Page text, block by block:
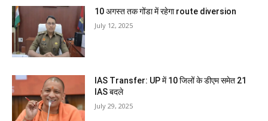
10 अगस्त तक गोंडा में रहेगा route diversion
July 12, 2025
IAS Transfer: UP में 10 जिलों के डीएम समेत 21
IAS बदले
July 29, 2025